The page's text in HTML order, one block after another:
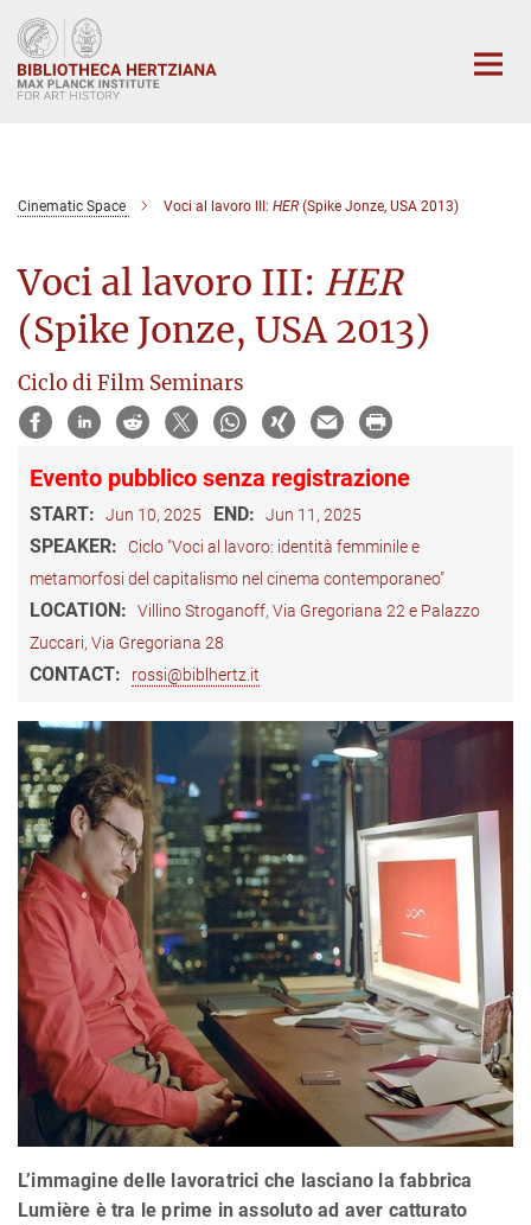
Main-
Content
Cinematic Space Voci al lavoro III: HER (Spike Jonze, USA 2013)
Voci al lavoro III: HER
(Spike Jonze, USA 2013)
Ciclo di Film Seminars
Evento pubblico senza registrazione
START: Jun 10, 2025 END: Jun 11, 2025
SPEAKER:
Ciclo "Voci al lavoro: identità femminile e
metamorfosi del capitalismo nel cinema contemporaneo"
LOCATION:
Villino Stroganoff, Via Gregoriana 22 e Palazzo
Zuccari, Via Gregoriana 28
CONTACT: rossi@biblhertz.it
L’immagine delle lavoratrici che lasciano la fabbrica
Lumière è tra le prime in assoluto ad aver catturato